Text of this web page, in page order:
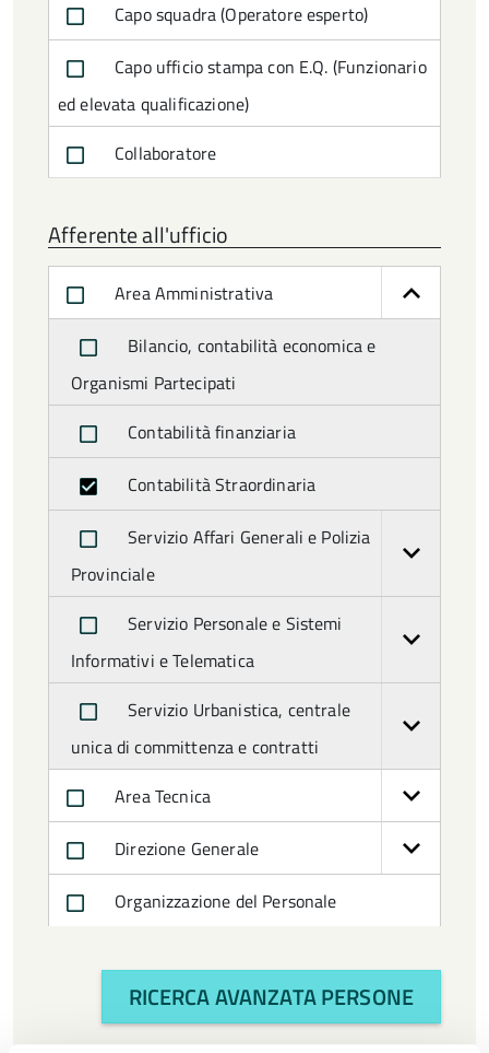
Capo squadra (Operatore esperto)
Capo ufficio stampa con E.Q. (Funzionario
ed elevata qualificazione)
Collaboratore
Consigliera di parità supplente
Direttore Generale
Direttore d'Area
Dirigente di Servizio
Funzionario Amministrativo (Funzionario
ed elevata qualificazione)
Funzionario Amministrativo T.D.
(Funzionario ed elevata qualificazione)
funzioni dirigenziali (Funzionario ed elevata
qualificazione)
Afferente all'ufficio
Area Amministrativa
Bilancio, contabilità economica e
Organismi Partecipati
Contabilità finanziaria
Contabilità Straordinaria
Servizio Affari Generali e Polizia
Provinciale
Servizio Personale e Sistemi
Informativi e Telematica
Servizio Urbanistica, centrale
unica di committenza e contratti
Area Tecnica
Direzione Generale
Organizzazione del Personale
RICERCA AVANZATA PERSONE